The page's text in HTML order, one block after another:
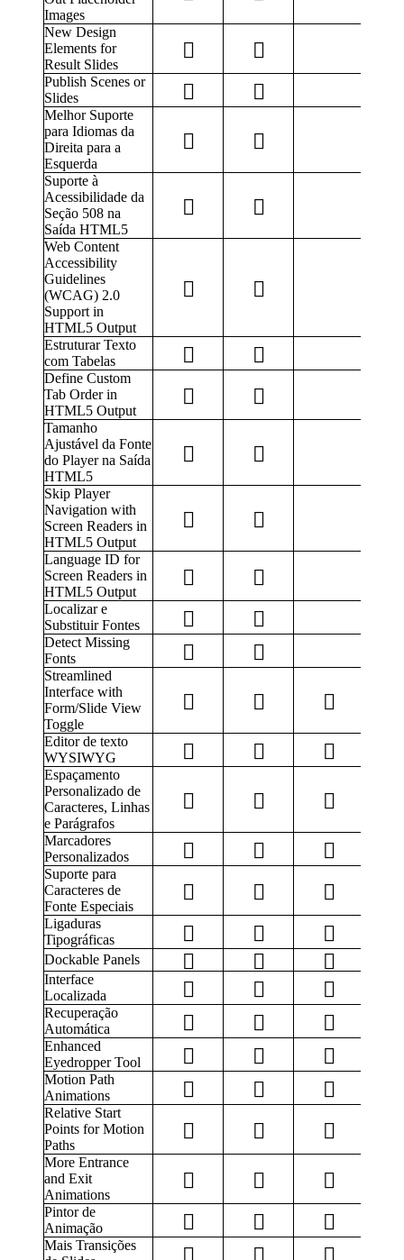
Images
New Design
Elements for
Result Slides
Publish Scenes or
Slides
Melhor Suporte
para Idiomas da
Direita para a
Esquerda
Suporte à
Acessibilidade da
Seção 508 na
Saída HTML5
Web Content
Accessibility
Guidelines
(WCAG) 2.0
Support in
HTML5 Output
Estruturar Texto
com Tabelas
Define Custom
Tab Order in
HTML5 Output
Tamanho
Ajustável da Fonte
do Player na Saída
HTML5
Skip Player
Navigation with
Screen Readers in
HTML5 Output
Language ID for
Screen Readers in
HTML5 Output
Localizar e
Substituir Fontes
Detect Missing
Fonts
Streamlined
Interface with
Form/Slide View
Toggle
Editor de texto
WYSIWYG
Espaçamento
Personalizado de
Caracteres, Linhas
e Parágrafos
Marcadores
Personalizados
Suporte para
Caracteres de
Fonte Especiais
Ligaduras
Tipográficas
Dockable Panels
Interface
Localizada
Recuperação
Automática
Enhanced
Eyedropper Tool
Motion Path
Animations
Relative Start
Points for Motion
Paths
More Entrance
and Exit
Animations
Pintor de
Animação
Mais Transições